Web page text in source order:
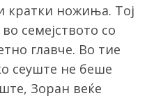
кратки ножиња. Тој
семејството со
главче. Во тие
сеуште не беше
Зоран веќе